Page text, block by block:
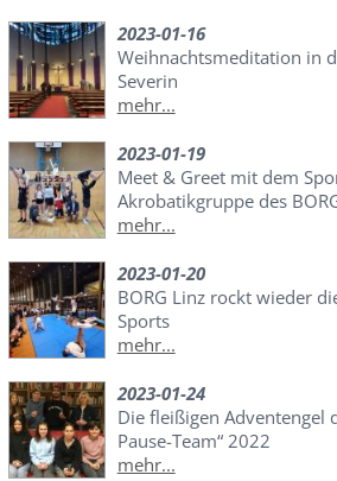
2023-01-16
Weihnachtsmeditation in
Severin
mehr...
2023-01-19
Meet & Greet mit dem
Akrobatikgruppe des
mehr...
2023-01-20
BORG Linz rockt wieder
Sports
mehr...
2023-01-24
Die fleißigen Adventengel
Pause-Team“ 2022
mehr...